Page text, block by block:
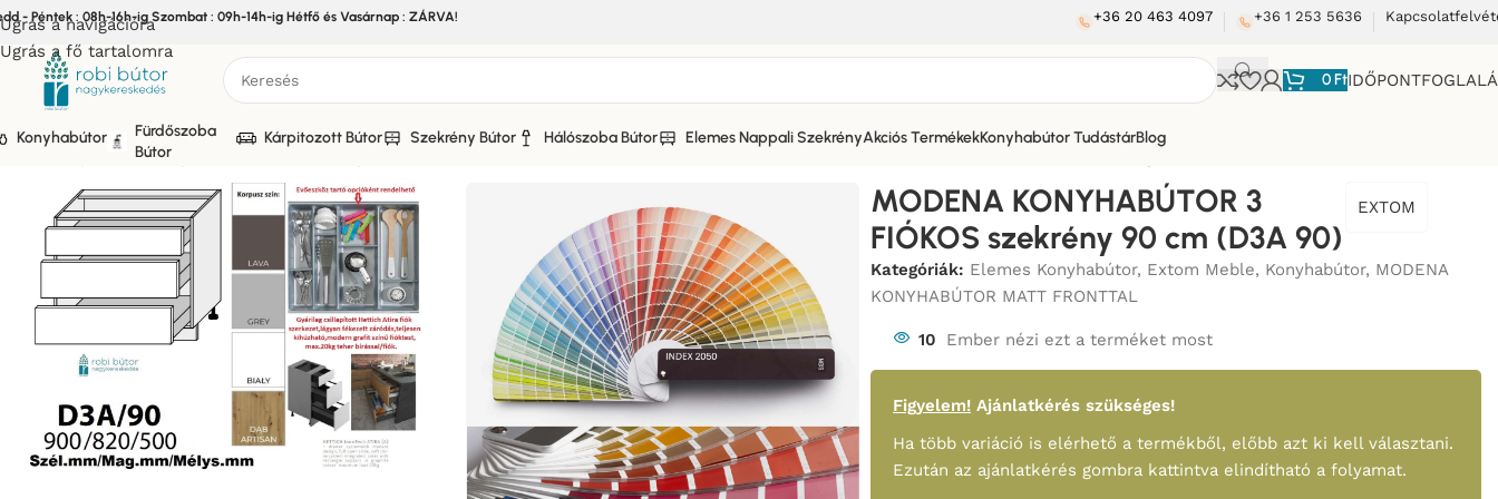
Ugrás a navigációra
Ugrás a fő tartalomra
- Péntek : 08h-16h-ig Szombat : 09h-14h-ig Hétfő és Vasárnap : ZÁRVA! +36 20 463 4097 +36 1 253 5636
0Ft
Konyhabútor
Fürdőszoba
Bútor
Kárpitozott Bútor Szekrény Bútor Hálószoba Bútor Elemes Nappali SzekrényAkciós TermékekKonyhabútor TudástárBlog
Bútor/Konyhabútor
MODENA KONYHABÚTOR 3
FIÓKOS szekrény 90 cm (D3A 90)
EXTOM
Kategóriák: Elemes Konyhabútor, Extom Meble, Konyhabútor, MODENA
KONYHABÚTOR MATT FRONTTAL
10 Ember nézi ezt a terméket most
Figyelem! Ajánlatkérés szükséges!
Ha több variáció is elérhető a termékből, előbb azt ki kell választani.
Ezután az ajánlatkérés gombra kattintva elindítható a folyamat.